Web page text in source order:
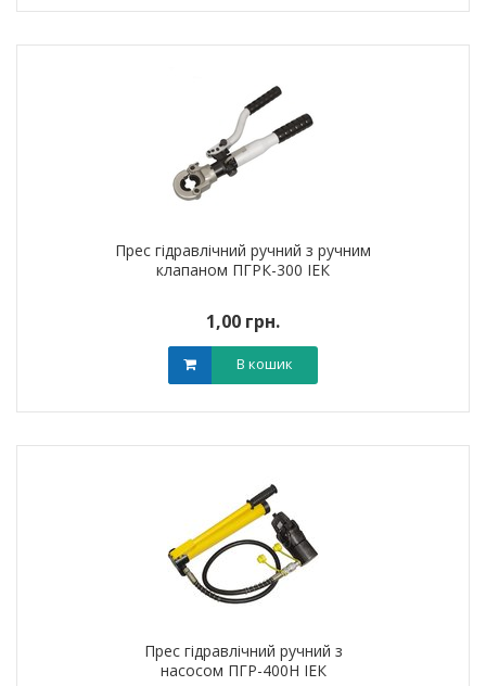
Прес гідравлічний ручний з ручним
клапаном ПГРК-300 ІЕК
1,00 грн.
В кошик
Прес гідравлічний ручний з
насосом ПГР-400Н ІЕК